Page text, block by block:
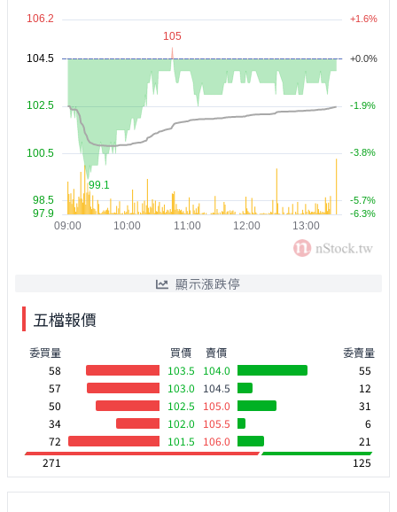
顯示漲跌停
五檔報價
委買量
買價
58
103.5
57
103.0
50
102.5
34
102.0
72
101.5
賣價
委賣量
104.0
55
104.5
12
105.0
31
105.5
6
106.0
21
271
125